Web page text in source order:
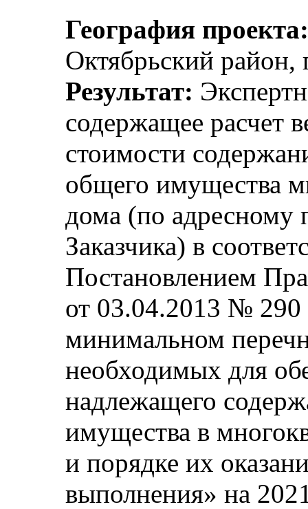
География проекта:
Октябрьский район,
Результат:
содержащее расчет
стоимости
общего имущества
дома (по адресному
Заказчика) в
Постановлением
от 03.04.2013 №
минимальном
необходимых для
надлежащего
имущества в
и порядке их
выполнения» на